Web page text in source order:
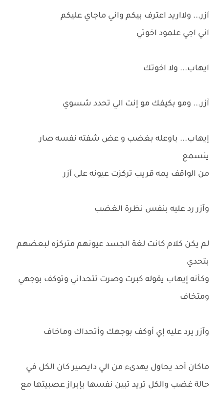
آزر... ولااريد اعترف بيكم واني ماجاي عليكم
اني اجي علمود اخوتي
ايهاب... ولا اخوتك
آزر... ومو بكيفك مو إنت الي تحدد شسوي
إيهاب... باوعله بغضب و عض شفته نفسه صار
ينسمع
من الواقف يمه قريب تركزت عيونه على آزر
وآزر رد عليه بنفس نظرة الغضب
لم يكن كلام كانت لغة الجسد عيونهم متركزه لبعضهم
بتحدي
وكأنه إيهاب يقوله كبرت وصرت تتحداني وتوكف بوجهي
ومتخاف
وآزر يرد عليه إي أوكف بوجهك وأتحداك وماخاف
ماكان أحد يحاول يهدىء من الي دايصير كان الكل في
حالة غضب والكل تريد تبين نفسها بإبراز عصبيتها مع